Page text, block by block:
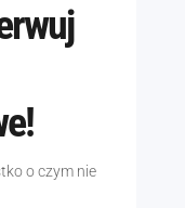
o czym nie